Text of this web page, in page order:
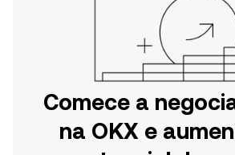
Comece a
na OKX e